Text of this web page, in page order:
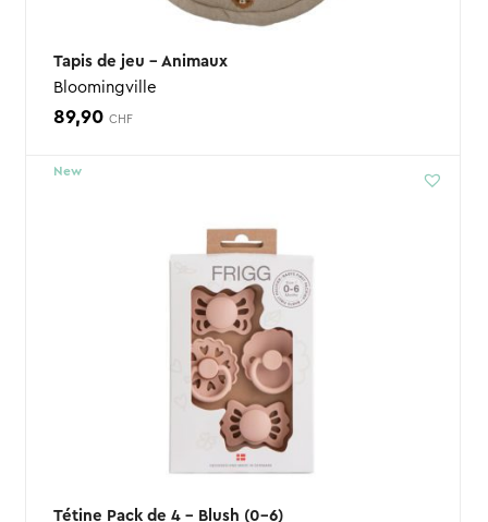
Tapis de jeu – Animaux
Bloomingville
89,90 CHF
New
Tétine Pack de 4 – Blush (0-6)